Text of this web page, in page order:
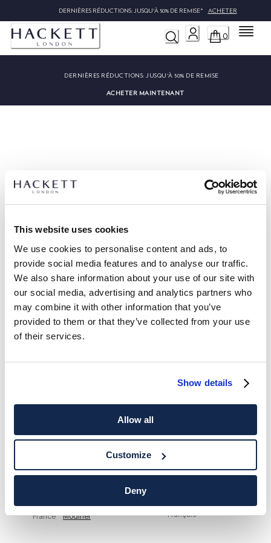
This website uses cookies
We use cookies to personalise content and ads, to
provide social media features and to analyse our traffic.
We also share information about your use of our site with
our social media, advertising and analytics partners who
may combine it with other information that you’ve
provided to them or that they’ve collected from your use
of their services.
Show details
Allow all
Customize
Deny
DERNIÈRES RÉDUCTIONS: JUSQU'À 50% DE REMISE* ACHETER
0 Menu
DERNIÈRES RÉDUCTIONS: JUSQU'À 50% DE REMISE
ACHETER MAINTENANT
Désolé, nous n'avons pas trouvé
""
HACKETT NEWSLETTER
PROFITEZ DE10%DE RÉDUCTION SUR VOTRE PREMIER
ACHAT
évènements.
France Modifier Français